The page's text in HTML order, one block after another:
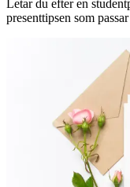
Letar du efter en
presenttipsen som